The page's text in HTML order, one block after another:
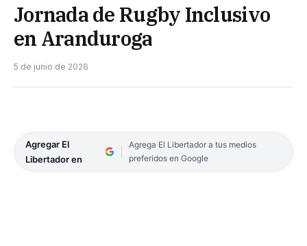
Jornada de Rugby Inclusivo
en Aranduroga
5 de junio de 2026
Agregar El
Libertador en
Agrega El Libertador a tus medios
preferidos en Google